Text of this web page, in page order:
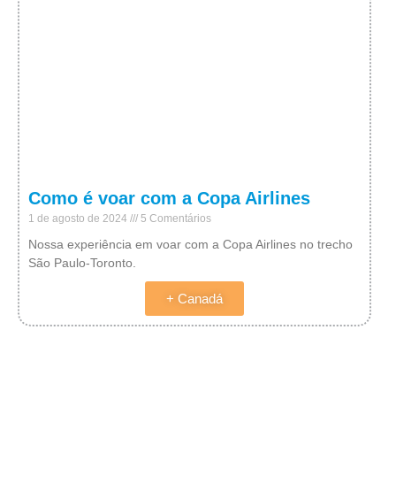
Como é voar com a Copa Airlines
1 de agosto de 2024 5 Comentários
Nossa experiência em voar com a Copa Airlines no trecho
São Paulo-Toronto.
+ Canadá